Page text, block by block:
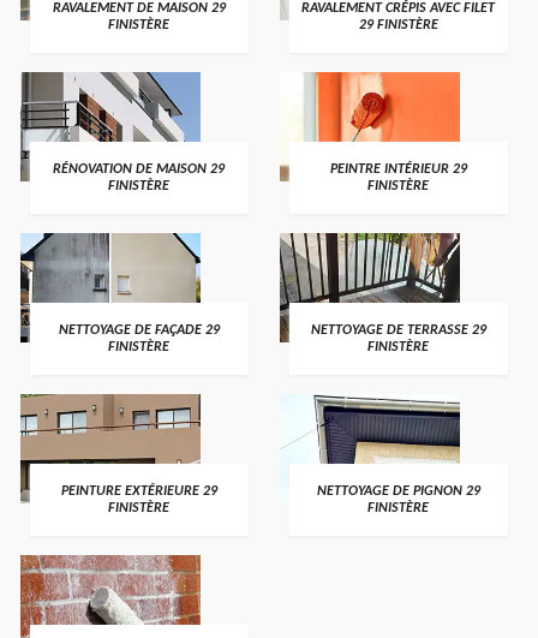
RAVALEMENT DE MAISON 29
FINISTÈRE
RAVALEMENT CRÉPIS AVEC FILET
29 FINISTÈRE
RÉNOVATION DE MAISON 29
FINISTÈRE
PEINTRE INTÉRIEUR 29
FINISTÈRE
NETTOYAGE DE FAÇADE 29
FINISTÈRE
NETTOYAGE DE TERRASSE 29
FINISTÈRE
PEINTURE EXTÉRIEURE 29
FINISTÈRE
NETTOYAGE DE PIGNON 29
FINISTÈRE